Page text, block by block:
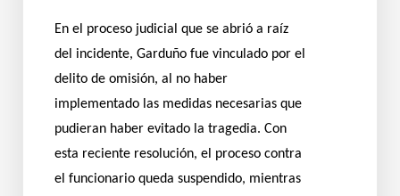
En el proceso judicial que se abrió a raíz
del incidente, Garduño fue vinculado por el
delito de omisión, al no haber
implementado las medidas necesarias que
pudieran haber evitado la tragedia. Con
esta reciente resolución, el proceso contra
el funcionario queda suspendido, mientras